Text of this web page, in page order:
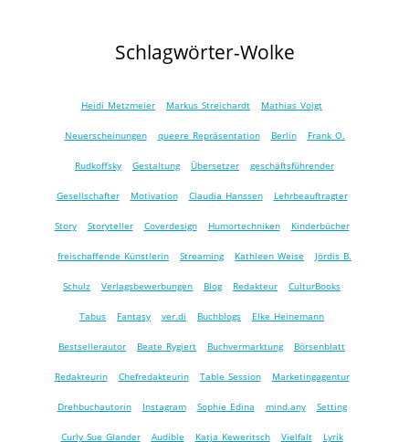
Schlagwörter-Wolke
Heidi Metzmeier Markus Streichardt Mathias Voigt
Neuerscheinungen queere Repräsentation Berlin Frank O.
Rudkoffsky Gestaltung Übersetzer geschäftsführender
Gesellschafter Motivation Claudia Hanssen Lehrbeauftragter
Story Storyteller Coverdesign Humortechniken Kinderbücher
freischaffende Künstlerin Streaming Kathleen Weise Jördis B.
Schulz Verlagsbewerbungen Blog Redakteur CulturBooks
Tabus Fantasy ver.di Buchblogs Elke Heinemann
Bestsellerautor Beate Rygiert Buchvermarktung Börsenblatt
Redakteurin Chefredakteurin Table Session Marketingagentur
Drehbuchautorin Instagram Sophie Edina mind.any Setting
Curly Sue Glander Audible Katja Keweritsch Vielfalt Lyrik